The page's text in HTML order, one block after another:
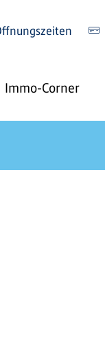
Immo-Corner